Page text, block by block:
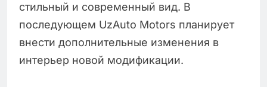
стильный и современный вид. В
последующем UzAuto Motors планирует
внести дополнительные изменения в
интерьер новой модификации.